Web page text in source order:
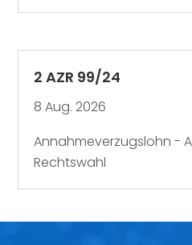
2 AZR 99/24
8 Aug. 2026
Annahmeverzugslohn -
Rechtswahl